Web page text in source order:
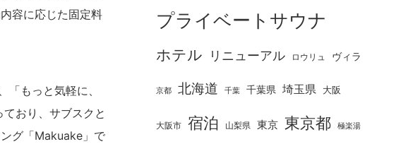
容に応じた固定料
もっと気軽に、
おり、サブスクと
グ「Makuake」で
プライベートサウナ
ホテル リニューアル ロウリュ ヴィラ
京都 北海道 千葉 千葉県 埼玉県 大阪
大阪市 宿泊 山梨県 東京 東京都 極楽湯